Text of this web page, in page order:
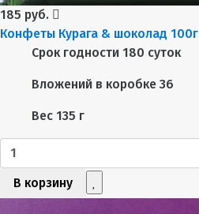
185 руб.
Конфеты Курага & шоколад 100г
Срок годности 180 суток
Вложений в коробке 36
Вес 135 г
В корзину